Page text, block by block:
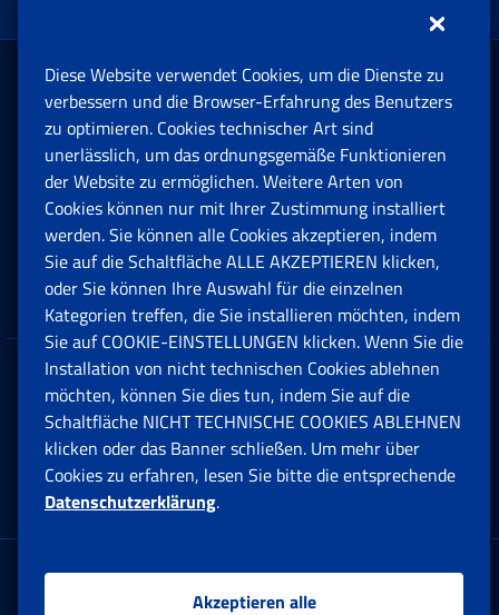
Rente und Sozialversicherung
Arbeit
Beihilfen, Subventionen und Entschädigungen
Unternehmen und Freiberufler
Datenschutz
Cookie einstellungen
Multikanal-Contact Center
Firmensitz:
Via Ciro il Grande, 21
Diese Website verwendet Cookies, um die Dienste zu
verbessern und die Browser-Erfahrung des Benutzers
zu optimieren. Cookies technischer Art sind
unerlässlich, um das ordnungsgemäße Funktionieren
der Website zu ermöglichen. Weitere Arten von
Cookies können nur mit Ihrer Zustimmung installiert
werden. Sie können alle Cookies akzeptieren, indem
Sie auf die Schaltfläche ALLE AKZEPTIEREN klicken,
oder Sie können Ihre Auswahl für die einzelnen
Kategorien treffen, die Sie installieren möchten, indem
Sie auf COOKIE-EINSTELLUNGEN klicken. Wenn Sie die
Installation von nicht technischen Cookies ablehnen
möchten, können Sie dies tun, indem Sie auf die
Schaltfläche NICHT TECHNISCHE COOKIES ABLEHNEN
klicken oder das Banner schließen. Um mehr über
Cookies zu erfahren, lesen Sie bitte die entsprechende
Datenschutzerklärung.
Akzeptieren alle